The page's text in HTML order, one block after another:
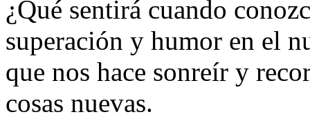
¿Qué sentirá cuando
superación y humor en el
que nos hace sonreír y
cosas nuevas.